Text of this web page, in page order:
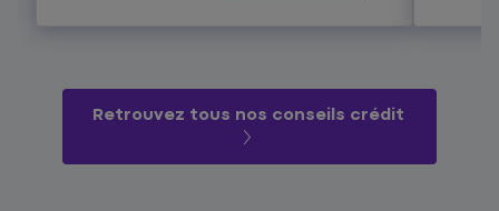
Retrouvez tous nos conseils crédit